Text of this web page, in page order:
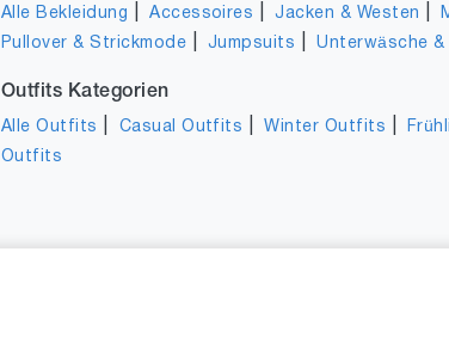
Alle Bekleidung |Accessoires |Jacken & Westen
Pullover & Strickmode |Jumpsuits |Unterwäsche &
Outfits Kategorien
Alle Outfits Casual Outfits |Winter Outfits
Outfits